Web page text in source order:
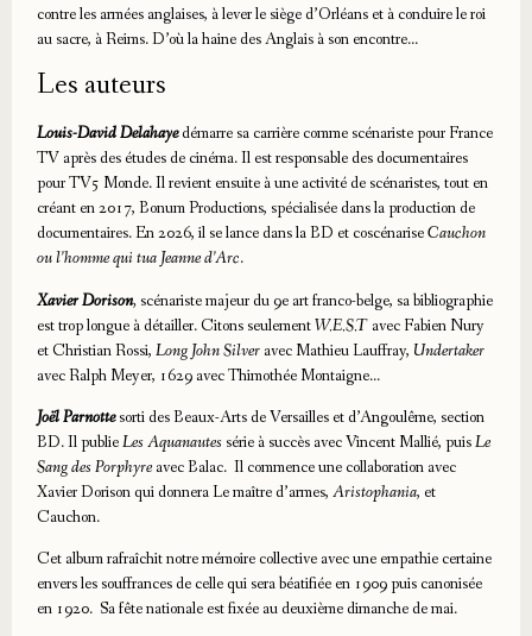
contre les armées anglaises, à lever le siège d’Orléans et à conduire le roi
au sacre, à Reims. D’où la haine des Anglais à son encontre…
Les auteurs
Louis-David Delahayedémarre sa carrière comme scénariste pour France
TV après des études de cinéma. Il est responsable des documentaires
pour TV5 Monde. Il revient ensuite à une activité de scénaristes, tout en
créant en 2017, Bonum Productions, spécialisée dans la production de
documentaires. En 2026, il se lance dans la BD et coscénariseCauchon
ou l’homme qui tua Jeanne d’Arc.
Xavier Dorison, scénariste majeur du 9e art franco-belge, sa bibliographie
est trop longue à détailler. Citons seulementW.E.S.T avec Fabien Nury
et Christian Rossi,Long John Silver avec Mathieu Lauffray, Undertaker
avec Ralph Meyer, 1629 avec Thimothée Montaigne…
Joël Parnotte sorti des Beaux-Arts de Versailles et d’Angoulême, section
BD. Il publieLes Aquanautes série à succès avec Vincent Mallié, puisLe
Sang des Porphyre avec Balac. Il commence une collaboration avec
Xavier Dorison qui donnera Le maître d’armes,Aristophania, et
Cauchon.
Cet album rafraîchit notre mémoire collective avec une empathie certaine
envers les souffrances de celle qui sera béatifiée en 1909 puis canonisée
en 1920. Sa fête nationale est fixée au deuxième dimanche de mai.